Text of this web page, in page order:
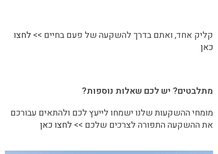
קליק אחד, ואתם בדרך להשקעה של פעם בחיים >> לחצו
כאן
מתלבטים? יש לכם שאלות נוספות?
מומחי ההשקעות שלנו ישמחו לייעץ לכם ולהתאים עבורכם
את ההשקעה התפורה לצרכים שלכם >> לחצו כאן